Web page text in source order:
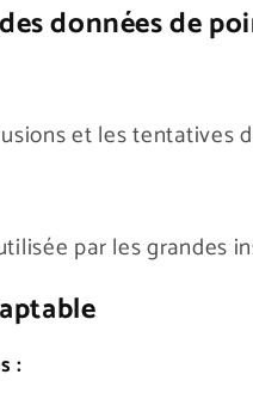
données de
et les tentatives
par les grandes
: